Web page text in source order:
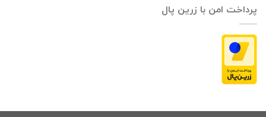
پرداخت امن با زرین پال